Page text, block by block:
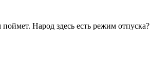
Народ здесь есть режим отпуска?